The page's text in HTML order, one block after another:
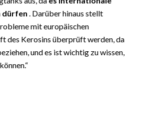
dürfen . Darüber hinaus stellt
mit europäischen
des Kerosins überprüft werden, da
und es ist wichtig zu wissen,